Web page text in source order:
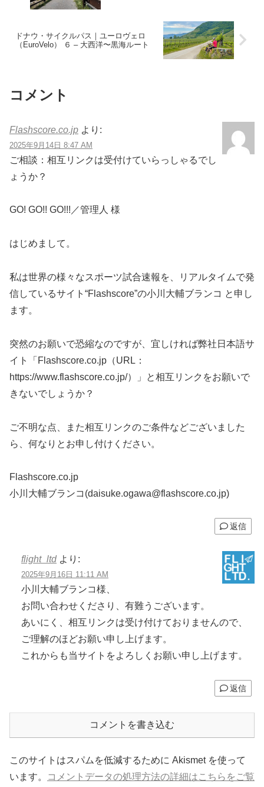
ドナウ・サイクルパス｜ユーロヴェロ
（EuroVelo） ６ – 大西洋〜黒海ルート
コメント
Flashscore.co.jp より:
2025年9月14日 8:47 AM
ご相談：相互リンクは受付けていらっしゃるでし
ょうか？
GO! GO!! GO!!!／管理人 様
はじめまして。
私は世界の様々なスポーツ試合速報を、リアルタイムで発
信しているサイト“Flashscore”の小川大輔ブランコ と申し
ます。
突然のお願いで恐縮なのですが、宜しければ弊社日本語サ
イト「Flashscore.co.jp（URL：
https://www.flashscore.co.jp/）」と相互リンクをお願いで
きないでしょうか？
ご不明な点、また相互リンクのご条件などございました
ら、何なりとお申し付けください。
Flashscore.co.jp
小川大輔ブランコ(daisuke.ogawa@flashscore.co.jp)
返信
flight_ltd より:
2025年9月16日 11:11 AM
小川大輔ブランコ様、
お問い合わせくださり、有難うございます。
あいにく、相互リンクは受け付けておりませんので、
ご理解のほどお願い申し上げます。
これからも当サイトをよろしくお願い申し上げます。
返信
コメントを書き込む
このサイトはスパムを低減するために Akismet を使って
います。
コメントデータの処理方法の詳細はこちらをご覧